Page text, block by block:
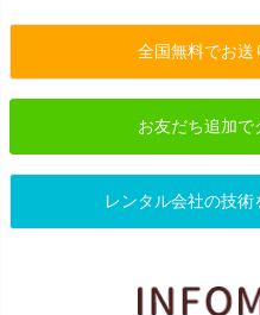
全国無料でお送
お友だち追加で
レンタル会社の技